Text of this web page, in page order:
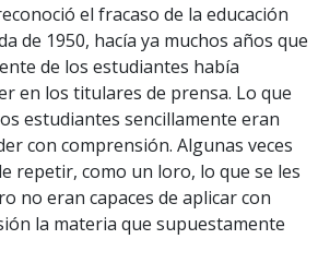
el fracaso de la educación
de 1950, hacía ya muchos años que
de los estudiantes había
en los titulares de prensa. Lo que
estudiantes sencillamente eran
con comprensión. Algunas veces
repetir, como un loro, lo que se les
no eran capaces de aplicar con
la materia que supuestamente